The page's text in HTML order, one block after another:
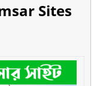
Sites